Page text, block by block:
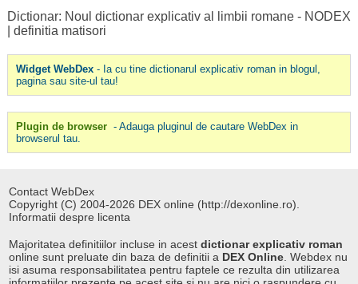
Dictionar: Noul dictionar explicativ al limbii romane - NODEX
definitia matisori
Widget WebDex- Ia cu tine dictionarul explicativ roman in blogul,
pagina sau site-ul tau!
Plugin de browser - Adauga pluginul de cautare WebDex in
browserul tau.
Contact WebDex
Copyright (C) 2004-2026 DEX online (http://dexonline.ro).
Informatii despre licenta
Majoritatea definitiilor incluse in acestdictionar explicativ roman
online sunt preluate din baza de definitii a DEX Online . Webdex nu
isi asuma responsabilitatea pentru faptele ce rezulta din utilizarea